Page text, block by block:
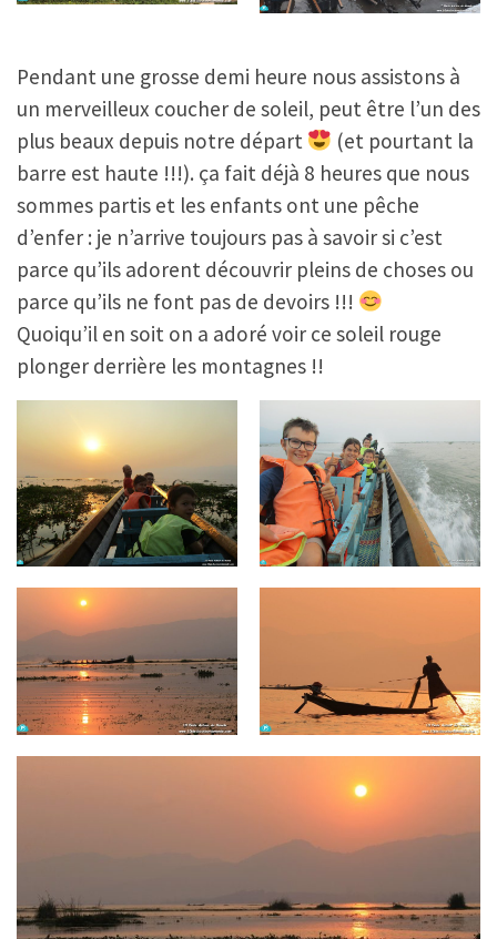
Pendant une grosse demi heure nous assistons à
un merveilleux coucher de soleil, peut être l’un des
plus beaux depuis notre départ
(et pourtant la
barre est haute !!!). ça fait déjà 8 heures que nous
sommes partis et les enfants ont une pêche
d’enfer : je n’arrive toujours pas à savoir si c’est
parce qu’ils adorent découvrir pleins de choses ou
parce qu’ils ne font pas de devoirs !!!
Quoiqu’il en soit on a adoré voir ce soleil rouge
plonger derrière les montagnes !!